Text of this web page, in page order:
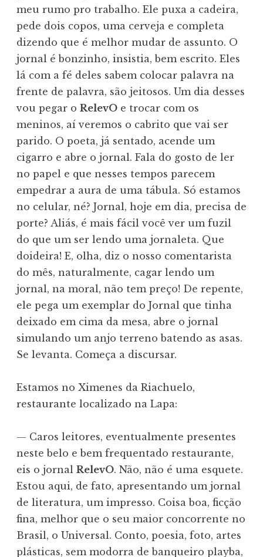
meu rumo pro trabalho. Ele puxa a cadeira,
pede dois copos, uma cerveja e completa
dizendo que é melhor mudar de assunto. O
jornal é bonzinho, insistia, bem escrito. Eles
lá com a fé deles sabem colocar palavra na
frente de palavra, são jeitosos. Um dia desses
vou pegar o RelevO e trocar com os
meninos, aí veremos o cabrito que vai ser
parido. O poeta, já sentado, acende um
cigarro e abre o jornal. Fala do gosto de ler
no papel e que nesses tempos parecem
empedrar a aura de uma tábula. Só estamos
no celular, né? Jornal, hoje em dia, precisa de
porte? Aliás, é mais fácil você ver um fuzil
do que um ser lendo uma jornaleta. Que
doideira! E, olha, diz o nosso comentarista
do mês, naturalmente, cagar lendo um
jornal, na moral, não tem preço! De repente,
ele pega um exemplar do Jornal que tinha
deixado em cima da mesa, abre o jornal
simulando um anjo terreno batendo as asas.
Se levanta. Começa a discursar.
Estamos no Ximenes da Riachuelo,
restaurante localizado na Lapa:
— Caros leitores, eventualmente presentes
neste belo e bem frequentado restaurante,
eis o jornal RelevO. Não, não é uma esquete.
Estou aqui, de fato, apresentando um jornal
de literatura, um impresso. Coisa boa, ficção
fina, melhor que o seu maior concorrente no
Brasil, o Universal. Conto, poesia, foto, artes
plásticas, sem modorra de banqueiro playba,